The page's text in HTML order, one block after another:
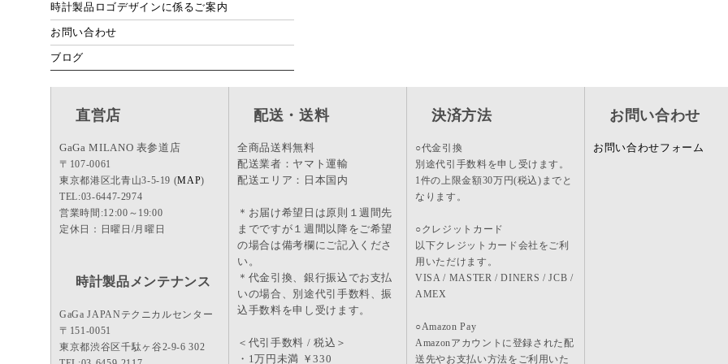
時計製品ロゴデザインに係るご案内
お問い合わせ
ブログ
直営店
GaGa MILANO 表参道店
〒107-0061
東京都港区北青山3-5-19 (MAP)
TEL:03-6447-2974
営業時間:12:00～19:00
定休日：日曜日/月曜日
時計製品メンテナンス
GaGa JAPANテクニカルセンター
〒151-0051
東京都渋谷区千駄ヶ谷2-9-6 302
配送・送料
全商品送料無料
配送業者：ヤマト運輸
配送エリア：日本国内
＊お届け希望日は原則１週間先
までですが１週間以降をご希望
の場合は備考欄にご記入くださ
い。
＊代金引換、銀行振込でお支払
いの場合、別途代引手数料、振
込手数料を申し受けます。
＜代引手数料 / 税込＞
・1万円未満 ￥330
決済方法
○代金引換
別途代引手数料を申し受けます。
1件の上限金額30万円(税込)までと
なります。
○クレジットカード
以下クレジットカード会社をご利
用いただけます。
VISA / MASTER / DINERS / JCB /
AMEX
○Amazon Pay
Amazonアカウントに登録された配
送先やお支払い方法をご利用いた
お問い合わせ
お問い合わせフォーム